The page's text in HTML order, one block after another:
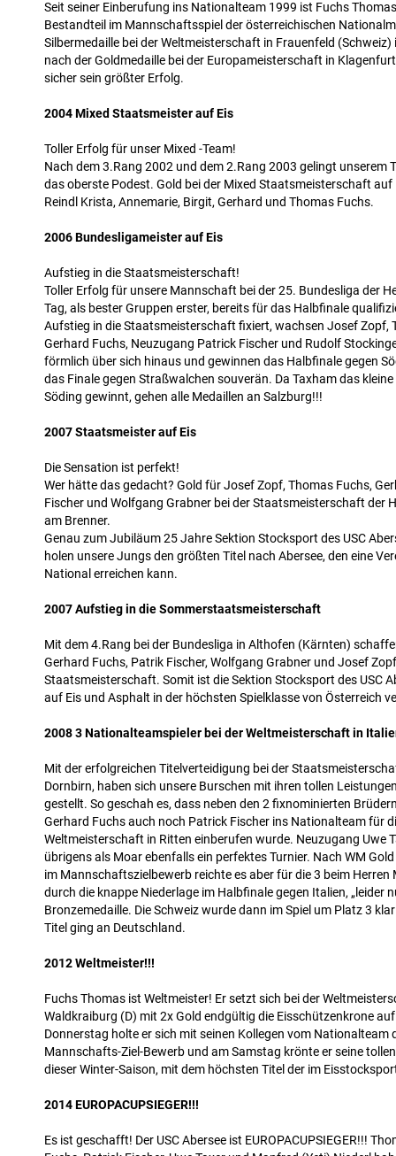
Seit seiner Einberufung ins Nationalteam 1999 ist Fuchs
Bestandteil im Mannschaftsspiel der österreichischen
Silbermedaille bei der Weltmeisterschaft in Frauenfeld
nach der Goldmedaille bei der Europameisterschaft in
sicher sein größter Erfolg.
2004 Mixed Staatsmeister auf Eis
Toller Erfolg für unser Mixed -Team!
Nach dem 3.Rang 2002 und dem 2.Rang 2003 gelingt unserem
das oberste Podest. Gold bei der Mixed Staatsmeisterschaft auf
Reindl Krista, Annemarie, Birgit, Gerhard und Thomas Fuchs.
2006 Bundesligameister auf Eis
Aufstieg in die Staatsmeisterschaft!
Toller Erfolg für unsere Mannschaft bei der 25. Bundesliga der
Tag, als bester Gruppen erster, bereits für das Halbfinale
Aufstieg in die Staatsmeisterschaft fixiert, wachsen Josef Zopf,
Gerhard Fuchs, Neuzugang Patrick Fischer und Rudolf
förmlich über sich hinaus und gewinnen das Halbfinale gegen
das Finale gegen Straßwalchen souverän. Da Taxham das kleine
Söding gewinnt, gehen alle Medaillen an Salzburg!!!
2007 Staatsmeister auf Eis
Die Sensation ist perfekt!
Wer hätte das gedacht? Gold für Josef Zopf, Thomas Fuchs,
Fischer und Wolfgang Grabner bei der Staatsmeisterschaft der
am Brenner.
Genau zum Jubiläum 25 Jahre Sektion Stocksport des USC
holen unsere Jungs den größten Titel nach Abersee, den eine
National erreichen kann.
2007 Aufstieg in die Sommerstaatsmeisterschaft
Mit dem 4.Rang bei der Bundesliga in Althofen (Kärnten)
Gerhard Fuchs, Patrik Fischer, Wolfgang Grabner und Josef
Staatsmeisterschaft. Somit ist die Sektion Stocksport des USC
auf Eis und Asphalt in der höchsten Spielklasse von Österreich
2008 3 Nationalteamspieler bei der Weltmeisterschaft in
Mit der erfolgreichen Titelverteidigung bei der
Dornbirn, haben sich unsere Burschen mit ihren tollen
gestellt. So geschah es, dass neben den 2 fixnominierten
Gerhard Fuchs auch noch Patrick Fischer ins Nationalteam für
Weltmeisterschaft in Ritten einberufen wurde. Neuzugang Uwe
übrigens als Moar ebenfalls ein perfektes Turnier. Nach WM
im Mannschaftszielbewerb reichte es aber für die 3 beim
durch die knappe Niederlage im Halbfinale gegen Italien, „leider
Bronzemedaille. Die Schweiz wurde dann im Spiel um Platz 3
Titel ging an Deutschland.
2012 Weltmeister!!!
Fuchs Thomas ist Weltmeister! Er setzt sich bei der
Waldkraiburg (D) mit 2x Gold endgültig die Eisschützenkrone
Donnerstag holte er sich mit seinen Kollegen vom Nationalteam
Mannschafts-Ziel-Bewerb und am Samstag krönte er seine
dieser Winter-Saison, mit dem höchsten Titel der im
2014 EUROPACUPSIEGER!!!
Es ist geschafft! Der USC Abersee ist EUROPACUPSIEGER!!!